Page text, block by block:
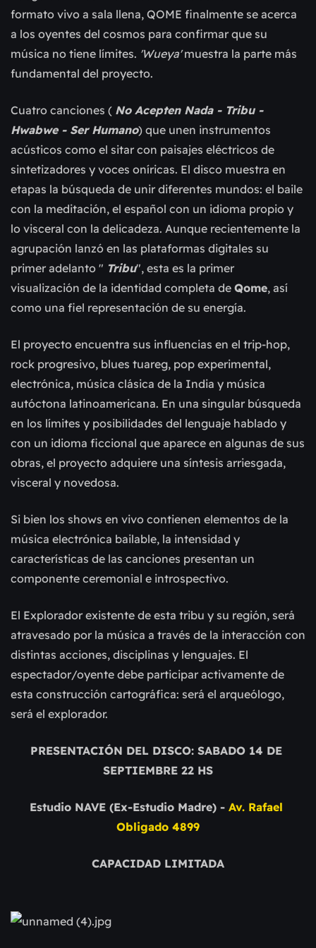
formato vivo a sala llena, QOME finalmente se acerca
a los oyentes del cosmos para confirmar que su
música no tiene límites. 'Wueya' muestra la parte más
fundamental del proyecto.
Cuatro canciones ( No Acepten Nada - Tribu -
Hwabwe - Ser Humano) que unen instrumentos
acústicos como el sitar con paisajes eléctricos de
sintetizadores y voces oníricas. El disco muestra en
etapas la búsqueda de unir diferentes mundos: el baile
con la meditación, el español con un idioma propio y
lo visceral con la delicadeza. Aunque recientemente la
agrupación lanzó en las plataformas digitales su
primer adelanto " Tribu", esta es la primer
visualización de la identidad completa de Qome, así
como una fiel representación de su energía.
El proyecto encuentra sus influencias en el trip-hop,
rock progresivo, blues tuareg, pop experimental,
electrónica, música clásica de la India y música
autóctona latinoamericana. En una singular búsqueda
en los límites y posibilidades del lenguaje hablado y
con un idioma ficcional que aparece en algunas de sus
obras, el proyecto adquiere una síntesis arriesgada,
visceral y novedosa.
Si bien los shows en vivo contienen elementos de la
música electrónica bailable, la intensidad y
características de las canciones presentan un
componente ceremonial e introspectivo.
El Explorador existente de esta tribu y su región, será
atravesado por la música a través de la interacción con
distintas acciones, disciplinas y lenguajes. El
espectador/oyente debe participar activamente de
esta construcción cartográfica: será el arqueólogo,
será el explorador.
PRESENTACIÓN DEL DISCO: SABADO 14 DE
SEPTIEMBRE 22 HS
Estudio NAVE (Ex-Estudio Madre) - Av. Rafael
Obligado 4899
CAPACIDAD LIMITADA